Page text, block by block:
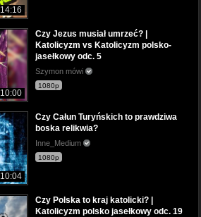
14:16
10:00
Czy Jezus musiał umrzeć? |
Katolicyzm vs Katolicyzm polsko-
jasełkowy odc. 5
Szymon mówi
1080p
10:04
Czy Całun Turyńskich to prawdziwa
boska relikwia?
Inne_Medium
1080p
Czy Polska to kraj katolicki? |
Katolicyzm polsko jasełkowy odc. 19